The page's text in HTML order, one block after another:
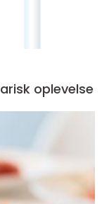
oplevelse